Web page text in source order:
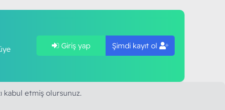
Giriş yap Şimdi kayıt ol
kabul etmiş olursunuz.